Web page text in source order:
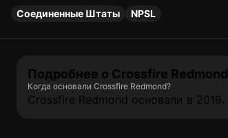
Соединенные Штаты NPSL
Подробнее о Crossfire Redmond
Когда основали Crossfire Redmond?
Crossfire Redmond основали в 2019.